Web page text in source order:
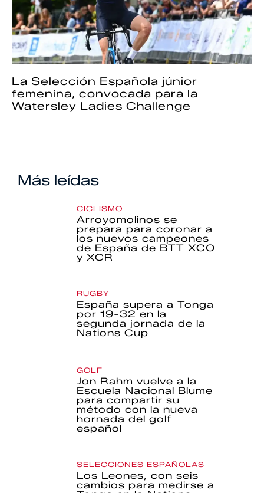
La Selección Española júnior
femenina, convocada para la
Watersley Ladies Challenge
Más leídas
CICLISMO
Arroyomolinos se
prepara para coronar a
los nuevos campeones
de España de BTT XCO
y XCR
RUGBY
España supera a Tonga
por 19-32 en la
segunda jornada de la
Nations Cup
GOLF
Jon Rahm vuelve a la
Escuela Nacional Blume
para compartir su
método con la nueva
hornada del golf
español
SELECCIONES ESPAÑOLAS
Los Leones, con seis
cambios para medirse a